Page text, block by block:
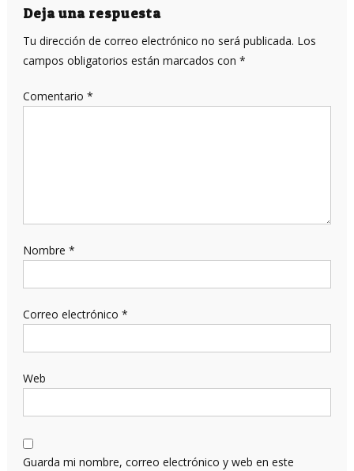
entradas
Deja una respuesta
Tu dirección de correo electrónico no será publicada. Los
campos obligatorios están marcados con *
Comentario *
Nombre *
Correo electrónico *
Web
Guarda mi nombre, correo electrónico y web en este